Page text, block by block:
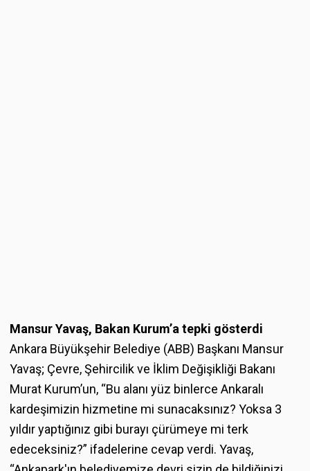
Mansur Yavaş, Bakan Kurum’a tepki gösterdi
Ankara Büyükşehir Belediye (ABB) Başkanı Mansur
Yavaş; Çevre, Şehircilik ve İklim Değişikliği Bakanı
Murat Kurum’un, “Bu alanı yüz binlerce Ankaralı
kardeşimizin hizmetine mi sunacaksınız? Yoksa 3
yıldır yaptığınız gibi burayı çürümeye mi terk
edeceksiniz?” ifadelerine cevap verdi. Yavaş,